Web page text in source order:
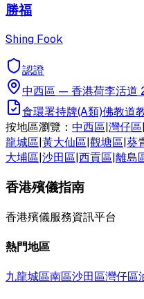
勝福
Shing Fook
認證
中西區 — 香港荷李活道
食環署持牌(A類)佛教道
按地區瀏覽： 中西區|灣仔區|
龍城區|黃大仙區|觀塘區|葵
大埔區|沙田區|西貢區|離島
香港殯儀指南
香港殯儀服務資訊平台
熱門地區
九龍城區南區沙田區灣仔區